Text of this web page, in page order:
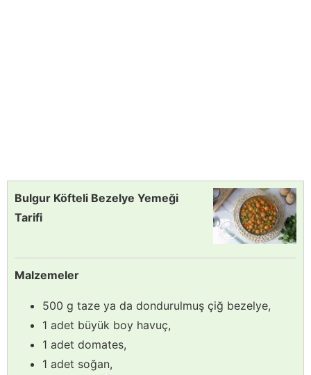
Bulgur Köfteli Bezelye Yemeği
Tarifi
Malzemeler
500 g taze ya da dondurulmuş çiğ bezelye,
1 adet büyük boy havuç,
1 adet domates,
1 adet soğan,